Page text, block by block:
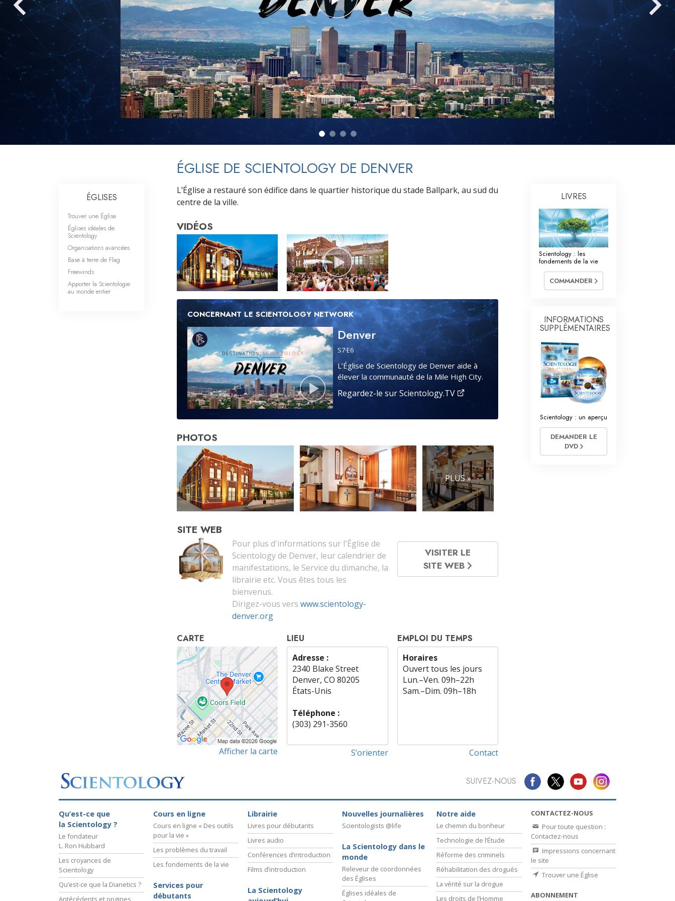
Qu’est-ce que la grandeur ? L’échelle des tons émotionnels
Réponses aux drogues
Les enfants
Des outils pour le monde du travail
L’éthique et les conditions
La raison de l’oppression
Les fondements de l’organisation
La communication
ÉGLISE DE SCIENTOLOGY DE DENVER
L’Église a restauré son édifice dans le quartier historique du stade Ballpark, au sud du
centre de la ville.
VIDÉOS
CONCERNANT LE SCIENTOLOGY NETWORK
Denver
S7·E6
L’Église de Scientology de Denver aide à
élever la communauté de la Mile High City.
Regardez-le sur Scientology.TV
PHOTOS
PLUS »
SITE WEB
Pour plus d'informations sur l'Église de
Scientology de Denver, leur calendrier de
manifestations, le Service du dimanche, la
librairie etc. Vous êtes tous les
bienvenus.
Dirigez-vous vers www.scientology-
denver.org
VISITER LE
SITE WEB
CARTE
Afficher la carte
LIEU
Adresse :
2340 Blake Street
Denver, CO 80205
États-Unis
Téléphone :
(303) 291-3560
S’orienter
EMPLOI DU TEMPS
Horaires
Ouvert tous les jours
Lun.–Ven. 09h–22h
Sam.–Dim. 09h–18h
Contact
ÉGLISES
Trouver une Église
Églises idéales de
Scientology
Organisations avancées
Base à terre de Flag
Freewinds
Apporter la Scientologie
au monde entier
LIVRES
Scientology : les
fondements de la vie
COMMANDER
INFORMATIONS
SUPPLÉMENTAIRES
Scientology : un aperçu
DEMANDER LE
DVD
SUIVEZ-NOUS
Qu’est-ce que
la Scientology ?
Le fondateur
L. Ron Hubbard
Les croyances de
Scientology
Qu’est-ce que la Dianetics ?
Antécédents et origines
Cours en ligne
Cours en ligne « Des outils
pour la vie »
Les problèmes du travail
Les fondements de la vie
Services pour
débutants
Librairie
Livres pour débutants
Livres audio
Conférences d’introduction
Films d’introduction
La Scientology
Nouvelles journalières
Scientologists @life
La Scientology dans le
monde
Releveur de coordonnées
des Églises
Églises idéales de
Notre aide
Le chemin du bonheur
Technologie de l’Étude
Réforme des criminels
Réhabilitation des drogués
La vérité sur la drogue
Les droits de l’Homme
CONTACTEZ-NOUS
Pour toute question :
Contactez-nous
Impressions concernant
le site
Trouver une Église
ABONNEMENT